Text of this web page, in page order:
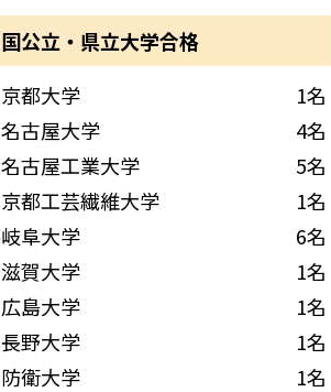
国公立・県立大学合格
京都大学
1名
名古屋大学
4名
名古屋工業大学
5名
京都工芸繊維大学
1名
岐阜大学
6名
滋賀大学
1名
広島大学
1名
長野大学
1名
防衛大学
1名